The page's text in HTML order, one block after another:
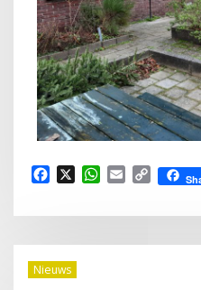
Facebook
X WhatsApp
EmailCopy
Link
Nieuws